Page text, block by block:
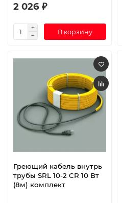
2 026 ₽
В корзину
Греющий кабель внутрь
трубы SRL 10-2 CR 10 Вт
(8м) комплект